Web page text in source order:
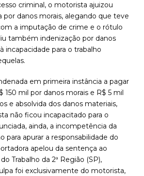
criminal, o motorista ajuizou
por danos morais, alegando que teve
a imputação de crime e o rótulo
também indenização por danos
incapacidade para o trabalho
em primeira instância a pagar
150 mil por danos morais e R$ 5 mil
e absolvida dos danos materiais,
não ficou incapacitado para o
ainda, a incompetência da
para apurar a responsabilidade do
apelou da sentença ao
Trabalho da 2ª Região (SP),
foi exclusivamente do motorista,